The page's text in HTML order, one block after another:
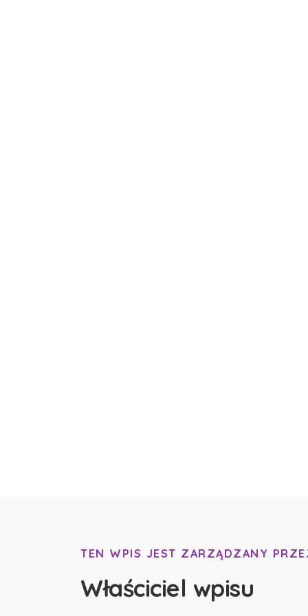
TEN WPIS JEST ZARZĄDZANY
Właściciel wpisu